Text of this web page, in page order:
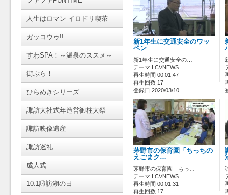
人生はロマン イロドリ喫茶
ガッコウゥ!!
すわSPA！～温泉のススメ～
街ぶら！
ひらめきシリーズ
諏訪大社式年造営御柱大祭
諏訪映像遺産
諏訪巡礼
成人式
10.1諏訪湖の日
新1年生に交通安全のワッ
ペン
新1年生に交通安全の…
テーマ LCVNEWS
再生時間 00:01:47
再生回数 17
登録日 2020/03/10
茅野市の保育園「ちっちの
えごまク…
茅野市の保育園「ちっ…
テーマ LCVNEWS
再生時間 00:01:31
再生回数 17